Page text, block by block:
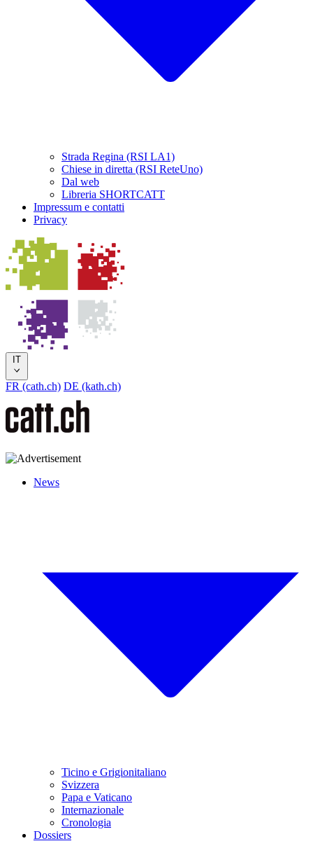
Strada Regina (RSI LA1)
Chiese in diretta (RSI ReteUno)
Dal web
Libreria SHORTCATT
Impressum e contatti
Privacy
IT
FR (cath.ch) DE (kath.ch)
News
Ticino e Grigionitaliano
Svizzera
Papa e Vaticano
Internazionale
Cronologia
Dossiers